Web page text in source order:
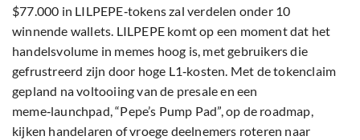
$77.000 in LILPEPE‑tokens zal verdelen onder 10
winnende wallets. LILPEPE komt op een moment dat het
handelsvolume in memes hoog is, met gebruikers die
gefrustreerd zijn door hoge L1‑kosten. Met de tokenclaim
gepland na voltooiing van de presale en een
meme‑launchpad, “Pepe’s Pump Pad”, op de roadmap,
kijken handelaren of vroege deelnemers roteren naar